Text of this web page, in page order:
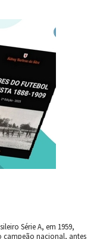
Série A, em 1959,
campeão nacional, antes